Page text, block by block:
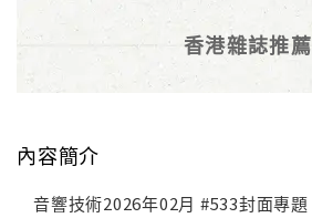
香港雜誌推薦
內容簡介
音響技術2026年02月 #533封面專題